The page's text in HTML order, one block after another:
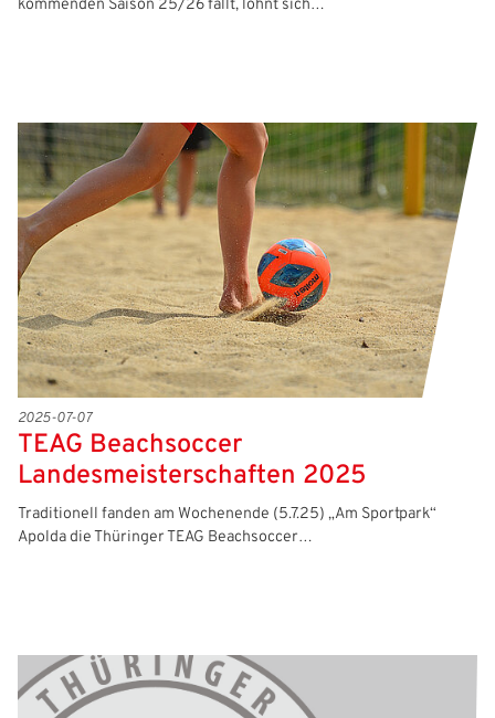
2025-07-07
TEAG Beachsoccer
Landesmeisterschaften 2025
Traditionell fanden am Wochenende (5.7.25) „Am Sportpark“
Apolda die Thüringer TEAG Beachsoccer…